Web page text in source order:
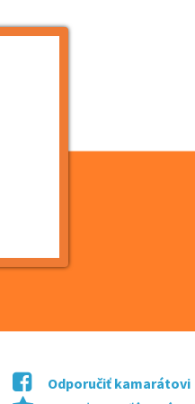
r...
Odporučiť kamarátovi